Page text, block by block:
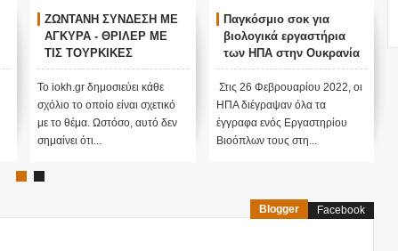
ΖΩΝΤΑΝΗ ΣΥΝΔΕΣΗ ΜΕ
ΑΓΚΥΡΑ - ΘΡΙΛΕΡ ΜΕ
ΤΙΣ ΤΟΥΡΚΙΚΕΣ
ΕΚΛΟΓΕΣ !
Το iokh.gr δημοσιεύει κάθε
σχόλιο το οποίο είναι σχετικό
με το θέμα. Ωστόσο, αυτό δεν
σημαίνει ότι...
Παγκόσμιο σοκ για
βιολογικά εργαστήρια
των ΗΠΑ στην Ουκρανία
Στις 26 Φεβρουαρίου 2022, οι
ΗΠΑ διέγραψαν όλα τα
έγγραφα ενός Εργαστηρίου
Βιοόπλων τους στη...
Blogger Facebook